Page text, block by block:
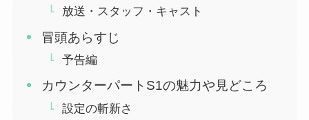
放送・スタッフ・キャスト
冒頭あらすじ
予告編
カウンターパートS1の魅力や見どころ
設定の斬新さ